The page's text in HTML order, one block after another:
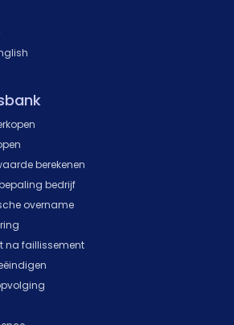
berekenen
bedrijf
overname
na faillissement